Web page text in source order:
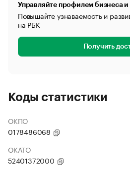
Управляйте профилем бизнеса
Повышайте узнаваемость и
на РБК
Получить
Коды статистики
ОКПО
0178486068
ОКАТО
52401372000